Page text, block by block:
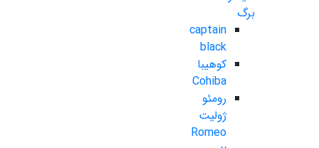
برگ
captain
black
کوهیبا
Cohiba
رومئو
ژولیت
Romeo